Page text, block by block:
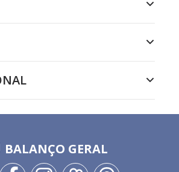
BALANÇO GERAL